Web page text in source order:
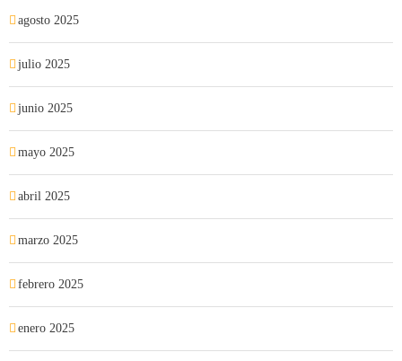
agosto 2025
julio 2025
junio 2025
mayo 2025
abril 2025
marzo 2025
febrero 2025
enero 2025